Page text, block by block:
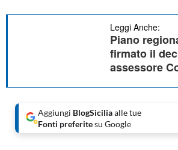
Leggi Anche:
Piano
firmato il
assessore
Aggiungi BlogSiciliaalle tue
Fonti preferitesu Google